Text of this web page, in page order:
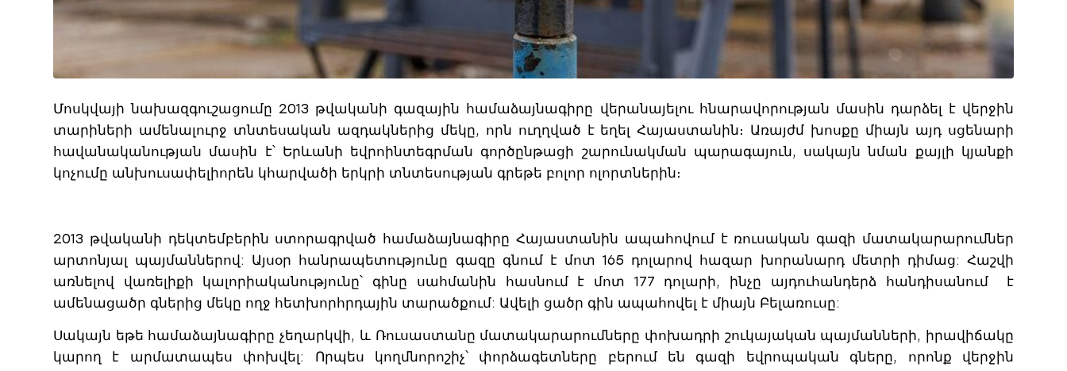
Մոսկվայի նախազգուշացումը 2013 թվականի գազային համաձայնագիրը վերանայելու հնարավորության մասին դարձել է վերջին
տարիների ամենալուրջ տնտեսական ազդակներից մեկը, որն ուղղված է եղել Հայաստանին։ Առայժմ խոսքը միայն այդ սցենարի
հավանականության մասին է՝ Երևանի եվրոինտեգրման գործընթացի շարունակման պարագայուն, սակայն նման քայլի կյանքի
կոչումը անխուսափելիորեն կհարվածի երկրի տնտեսության գրեթե բոլոր ոլորտներին։
2013 թվականի դեկտեմբերին ստորագրված համաձայնագիրը Հայաստանին ապահովում է ռուսական գազի մատակարարումներ
արտոնյալ պայմաններով: Այսօր հանրապետությունը գազը գնում է մոտ 165 դոլարով հազար խորանարդ մետրի դիմաց: Հաշվի
առնելով վառելիքի կալորիականությունը՝ գինը սահմանին հասնում է մոտ 177 դոլարի, ինչը այդուհանդերձ հանդիսանում է
ամենացածր գներից մեկը ողջ հետխորհրդային տարածքում: Ավելի ցածր գին ապահովել է միայն Բելառուսը:
Սակայն եթե համաձայնագիրը չեղարկվի, և Ռուսաստանը մատակարարումները փոխադրի շուկայական պայմանների, իրավիճակը
կարող է արմատապես փոխվել: Որպես կողմնորոշիչ՝ փորձագետները բերում են գազի եվրոպական գները, որոնք վերջին